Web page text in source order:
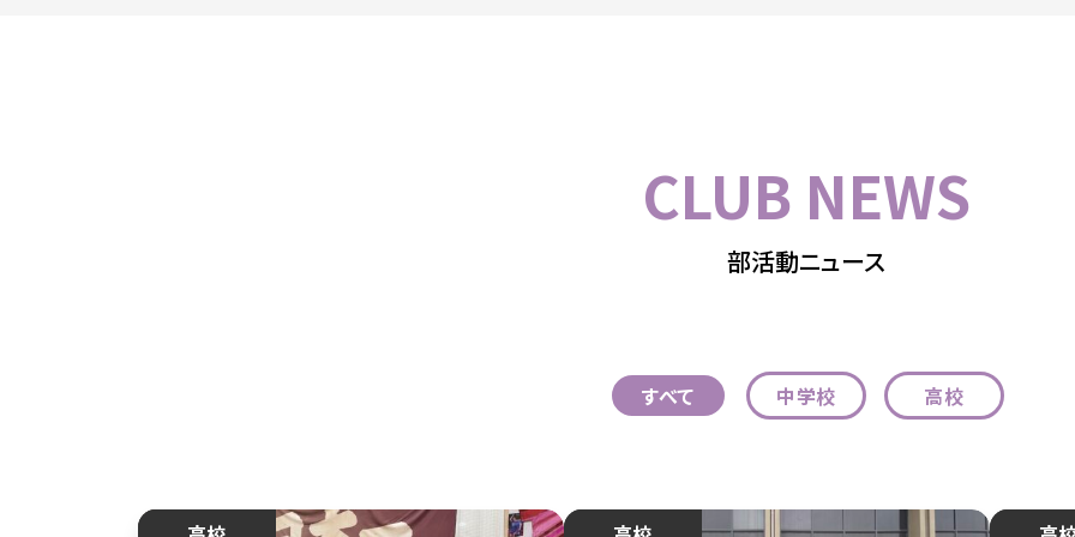
CLUB NEWS
部活動ニュース
すべて 中学校 高校